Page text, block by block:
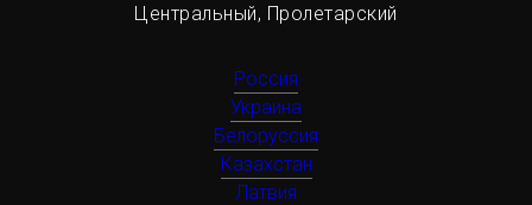
Центральный, Пролетарский
Россия
Украина
Белоруссия
Казахстан
Латвия